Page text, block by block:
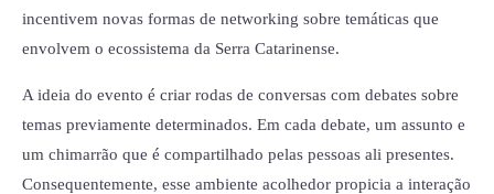
incentivem novas formas de networking sobre temáticas que
envolvem o ecossistema da Serra Catarinense.
A ideia do evento é criar rodas de conversas com debates sobre
temas previamente determinados. Em cada debate, um assunto e
um chimarrão que é compartilhado pelas pessoas ali presentes.
Consequentemente, esse ambiente acolhedor propicia a interação